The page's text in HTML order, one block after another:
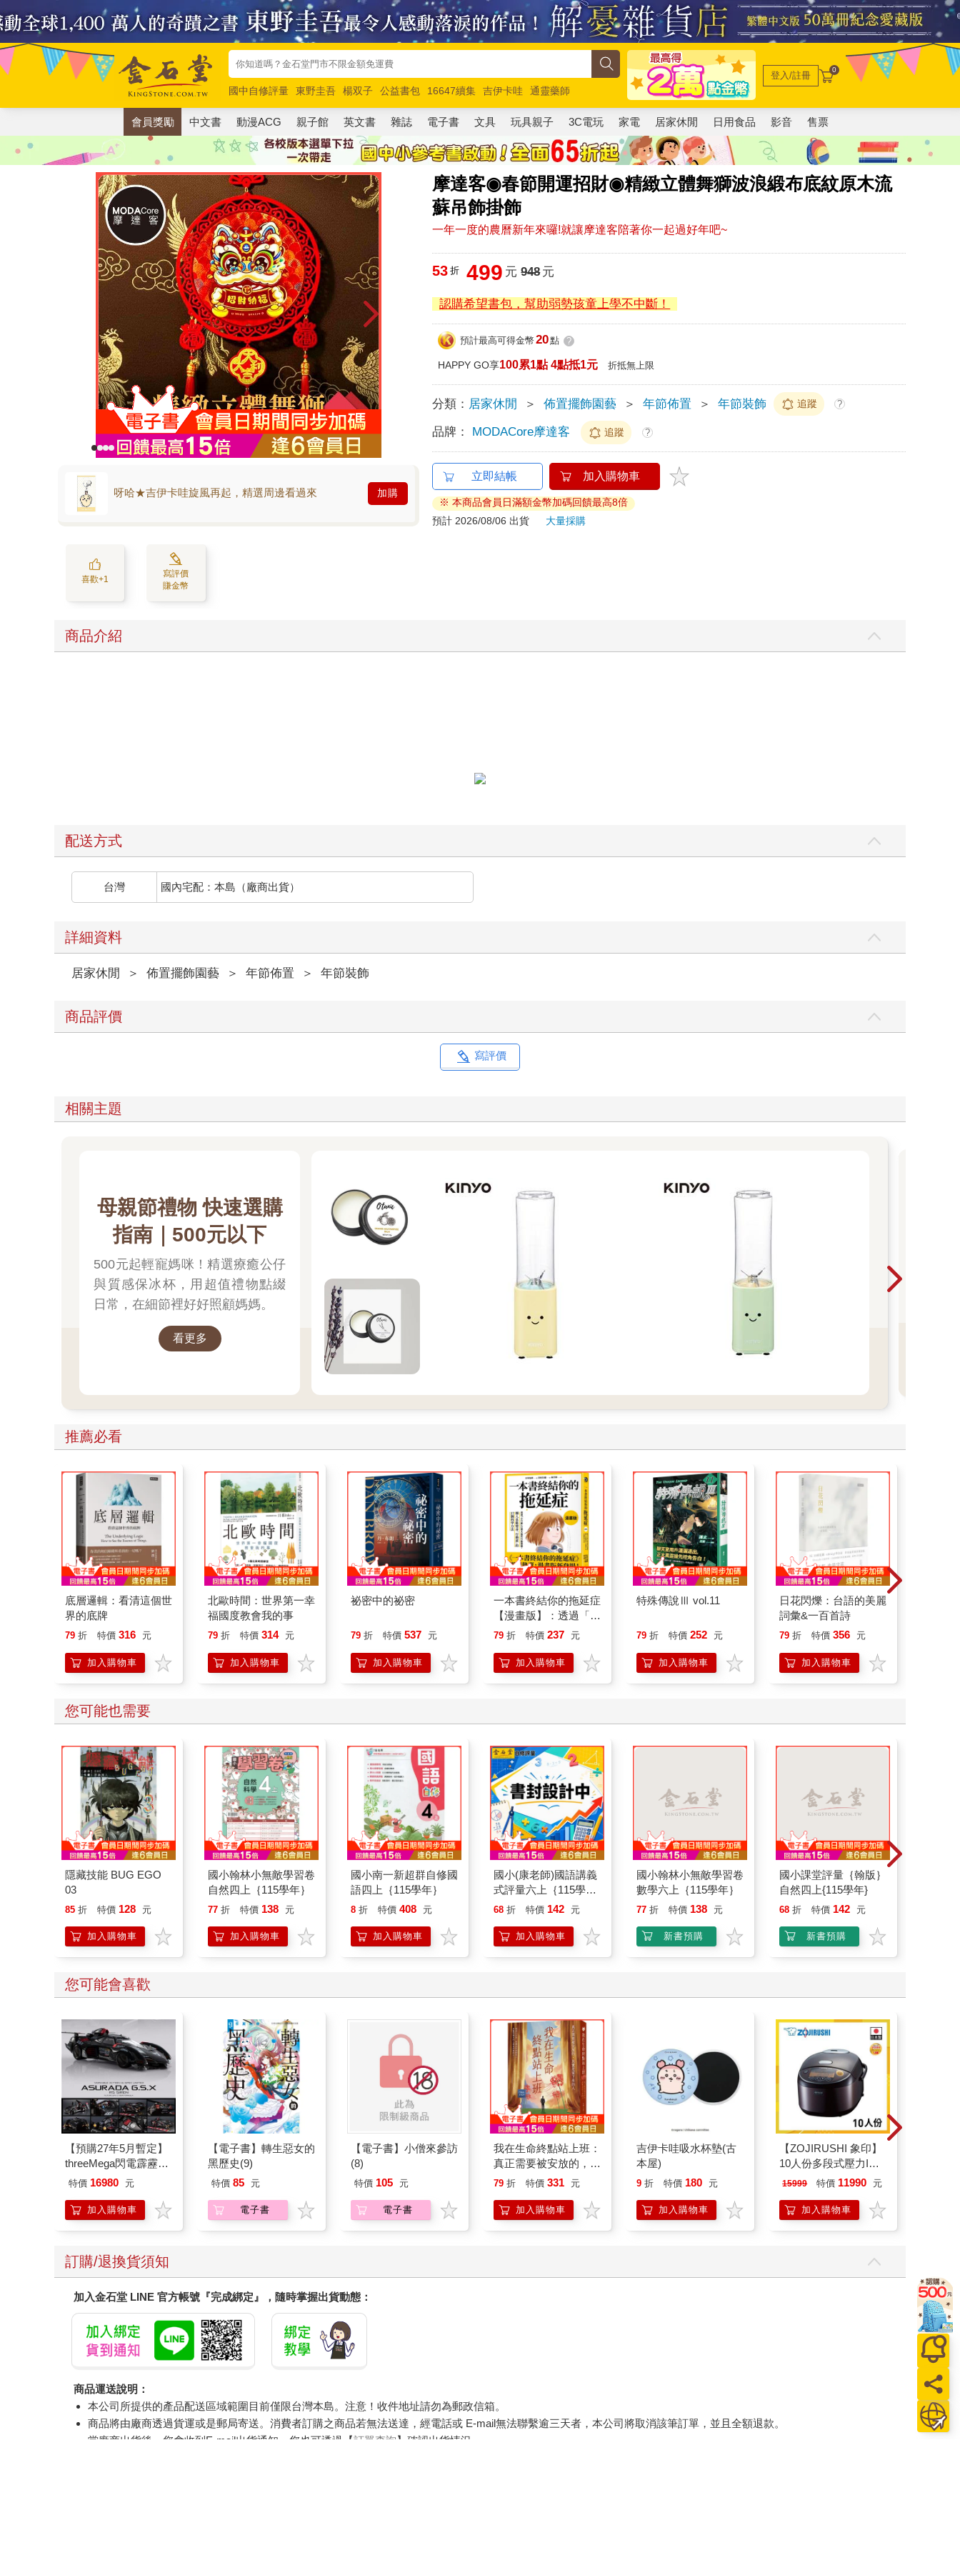
國中自修評量 東野圭吾 楊双子 公益書包 16647續集 吉伊卡哇
通靈藥師
唯紅花綻放
奧德賽 路邊攤新作 馬斯克 玩具總動員5 超慢跑
登入/註冊 0
會員獎勵 中文書 動漫ACG 親子館 英文書 雜誌 電子書 文具 玩具親子 3C電玩 家電 居家休閒 日用食品 影音 售票
摩達客◉春節開運招財◉精緻立體舞獅波浪緞布底紋原木流
蘇吊飾掛飾
一年一度的農曆新年來囉!就讓摩達客陪著你一起過好年吧~
呀哈★吉伊卡哇旋風再起，精選周邊看過來 加購
喜歡+1
寫評價
賺金幣
53 折 499 元 948元
認購希望書包，幫助弱勢孩童上學不中斷！
預計最高可得金幣 20點 ?
HAPPY GO享100累1點 4點抵1元 折抵無上限
分類： 居家休閒 ＞ 佈置擺飾園藝 ＞ 年節佈置 ＞ 年節裝飾 追蹤 ?
品牌： MODACore摩達客 追蹤 ?
立即結帳 加入購物車
※ 本商品會員日滿額金幣加碼回饋最高8倍
預計 2026/08/06 出貨
大量採購
商品介紹
配送方式
台灣 國內宅配：本島（廠商出貨）
詳細資料
居家休閒 ＞ 佈置擺飾園藝 ＞ 年節佈置 ＞ 年節裝飾
商品評價
寫評價
相關主題
母親節禮物 快速選購
指南｜500元以下
500元起輕寵媽咪！精選療癒公仔
與質感保冰杯，用超值禮物點綴
日常，在細節裡好好照顧媽媽。
看更多
推薦必看
底層邏輯：看清這個世
界的底牌
79 折 特價 316 元
加入購物車
北歐時間：世界第一幸
福國度教會我的事
79 折 特價 314 元
加入購物車
祕密中的祕密
79 折 特價 537 元
加入購物車
一本書終結你的拖延症
【漫畫版】：透過「小
行動」打開大腦的行動
「行動派」的37個科
學方法
79 折 特價 237 元
加入購物車
特殊傳說Ⅲ vol.11
79 折 特價 252 元
加入購物車
日花閃爍：台語的美麗
詞彙&一百首詩
79 折 特價 356 元
加入購物車
您可能也需要
隱藏技能 BUG EGO
03
85 折 特價 128 元
加入購物車
國小翰林小無敵學習卷
自然四上｛115學年｝
77 折 特價 138 元
加入購物車
國小南一新超群自修國
語四上｛115學年｝
8 折 特價 408 元
加入購物車
國小(康老師)國語講義
式評量六上｛115學
年｝
68 折 特價 142 元
加入購物車
國小翰林小無敵學習卷
數學六上｛115學年｝
77 折 特價 138 元
新書預購
國小課堂評量｛翰版｝
自然四上{115學年}
68 折 特價 142 元
新書預購
您可能會喜歡
【預購27年5月暫定】
threeMega閃電霹靂車
VA Hi-SPEC UNITED
SIREN 黑色限定
特價 16980 元
加入購物車
【電子書】轉生惡女的
黑歷史(9)
特價 85 元
電子書
【電子書】小僧來參訪
(8)
特價 105 元
電子書
我在生命終點站上班：
真正需要被安放的，其
實是留下來的人
79 折 特價 331 元
加入購物車
吉伊卡哇吸水杯墊(古
本屋)
9 折 特價 180 元
加入購物車
【ZOJIRUSHI 象印】
10人份多段式壓力IH
微電腦電子鍋(NP-
15999 特價 11990 元
加入購物車
訂購/退換貨須知
加入金石堂 LINE 官方帳號『完成綁定』，隨時掌握出貨動態：
商品運送說明：
本公司所提供的產品配送區域範圍目前僅限台灣本島。注意！收件地址請勿為郵政信箱。
商品將由廠商透過貨運或是郵局寄送。消費者訂購之商品若無法送達，經電話或 E-mail無法聯繫逾三天者，本公司將取消該筆訂單，並且全額退款。
當廠商出貨後，您會收到E-mail出貨通知，您也可透過【訂單查詢】確認出貨情況。